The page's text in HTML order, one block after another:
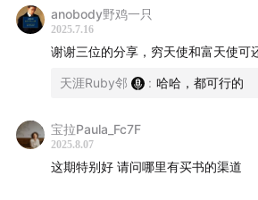
思维、投资方法论、估值判断、退出
Profit）、资产配置、Syndicate、
Friedberg、Bitcoin
文字稿
稍后会在www.web3brand.io 放出，
anobody野鸡一只
2025.7.16
谢谢三位的分享，穷天使和富天使可
天涯Ruby邻 : 哈哈，都可行的
宝拉Paula_Fc7F
2025.8.07
这期特别好 请问哪里有买书的渠道